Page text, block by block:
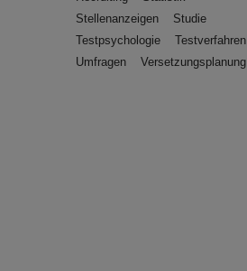
Stellenanzeigen
Studie
Testpsychologie
Testverfahren
Umfragen
Versetzungsplanung